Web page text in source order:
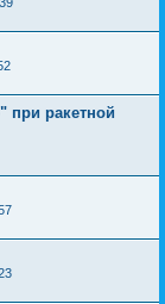
при ракетной